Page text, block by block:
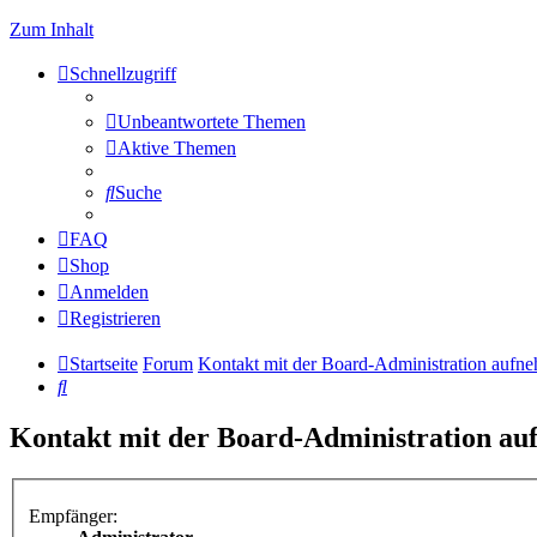
Zum Inhalt
Schnellzugriff
Unbeantwortete Themen
Aktive Themen
Suche
FAQ
Shop
Anmelden
Registrieren
Startseite Forum Kontakt mit der Board-Administration
Suche
Kontakt mit der Board-Administration
Empfänger: